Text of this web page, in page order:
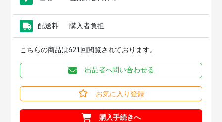
配送料 購入者負担
こちらの商品は621回閲覧されております。
出品者へ問い合わせる
お気に入り登録
購入手続きへ